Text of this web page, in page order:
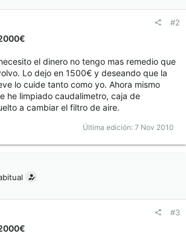
#2
el dinero no tengo mas remedio que
Lo dejo en 1500€ y deseando que la
lo cuide tanto como yo. Ahora mismo
he limpiado caudalimetro, caja de
a cambiar el filtro de aire.
Última edición: 7 Nov 2010
#3